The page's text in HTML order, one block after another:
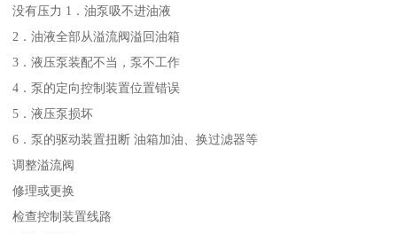
没有压力 1．油泵吸不进油液
2．油液全部从溢流阀溢回油箱
3．液压泵装配不当，泵不工作
4．泵的定向控制装置位置错误
5．液压泵损坏
6．泵的驱动装置扭断 油箱加油、换过滤器等
调整溢流阀
修理或更换
检查控制装置线路